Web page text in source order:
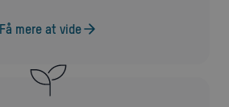
Få mere at vide